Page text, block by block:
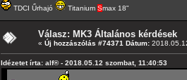
TDCI Űrhajó Titanium Smax 18"
Válasz: MK3 Általános kérdések
« Új hozzászólás #74371 Dátum:
Idézetet írta: alf® - 2018.05.12 szombat, 11:40:53